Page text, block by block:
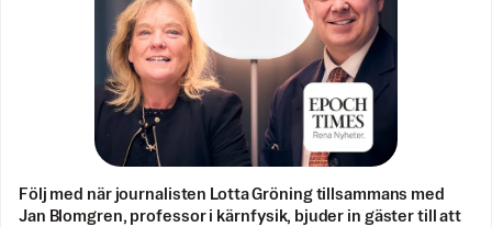
Följ med när journalisten Lotta Gröning tillsammans med
Jan Blomgren, professor i kärnfysik, bjuder in gäster till att